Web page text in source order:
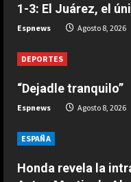
“El
4
El
1-3: El Juárez, el
Espnews Agosto 8, 2026
DEPORTES
“Dejadle tranquilo”
Espnews Agosto 8, 2026
ESPAÑA
Honda revela la